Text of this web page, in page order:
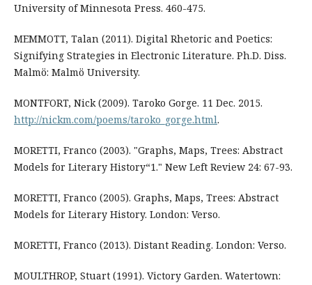
University of Minnesota Press. 460-475.
MEMMOTT, Talan (2011). Digital Rhetoric and Poetics:
Signifying Strategies in Electronic Literature. Ph.D. Diss.
Malmö: Malmö University.
MONTFORT, Nick (2009). Taroko Gorge. 11 Dec. 2015.
http://nickm.com/poems/taroko_gorge.html.
MORETTI, Franco (2003). "Graphs, Maps, Trees: Abstract
Models for Literary History“1." New Left Review 24: 67-93.
MORETTI, Franco (2005). Graphs, Maps, Trees: Abstract
Models for Literary History. London: Verso.
MORETTI, Franco (2013). Distant Reading. London: Verso.
MOULTHROP, Stuart (1991). Victory Garden. Watertown: